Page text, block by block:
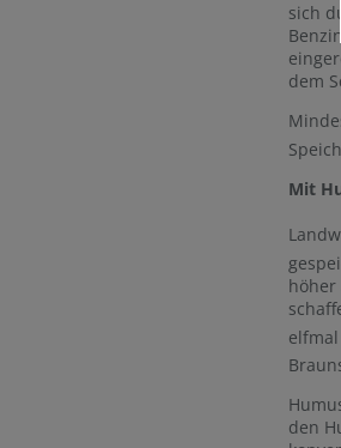
sich
dem
Mit
höher
den